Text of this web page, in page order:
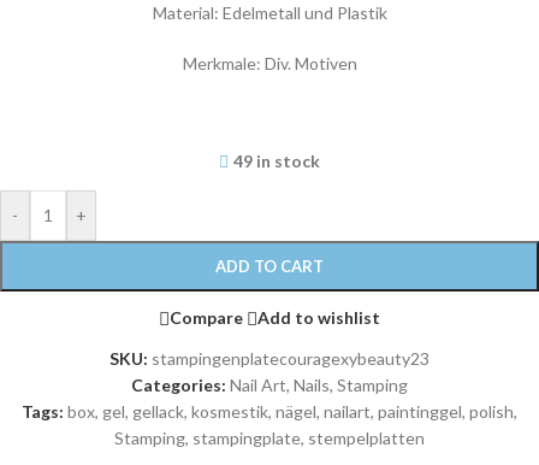
Material: Edelmetall und Plastik
Merkmale: Div. Motiven
49 in stock
- +
ADD TO CART
Compare
Add to wishlist
SKU: stampingenplatecouragexybeauty23
Categories: Nail Art, Nails, Stamping
Tags: box, gel, gellack, kosmestik, nägel, nailart, paintinggel, polish,
Stamping, stampingplate, stempelplatten